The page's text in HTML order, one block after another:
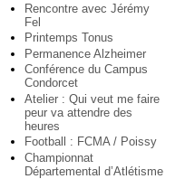
Rencontre avec Jérémy
Fel
Printemps Tonus
Permanence Alzheimer
Conférence du Campus
Condorcet
Atelier : Qui veut me faire
peur va attendre des
heures
Football : FCMA / Poissy
Championnat
Départemental d’Atlétisme